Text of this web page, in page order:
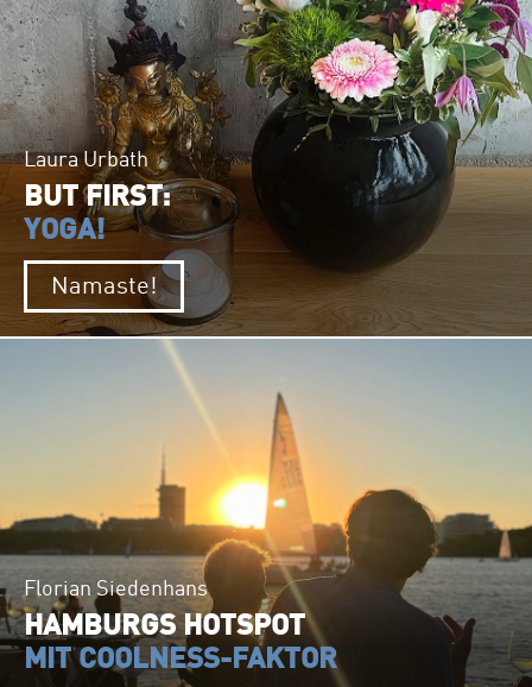
Laura Urbath
BUT FIRST:
YOGA!
Namaste!
Florian Siedenhans
HAMBURGS HOTSPOT
MIT COOLNESS-FAKTOR